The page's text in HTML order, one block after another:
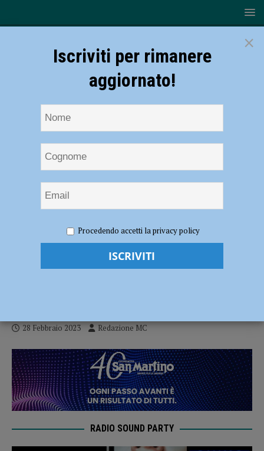
Società Filodrammatica Piacentina con “Malëtt i sood”
Rassegna dialettale, il 4 marzo in scena la
28 Febbraio 2023 Redazione MC
RADIO SOUND PARTY
×
Iscriviti per rimanere
aggiornato!
Procedendo accetti la privacy policy